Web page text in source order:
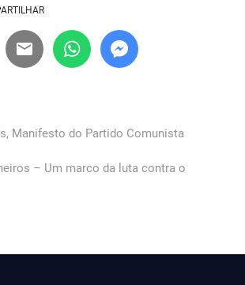
Manifesto do Partido Comunista
– Um marco da luta contra o